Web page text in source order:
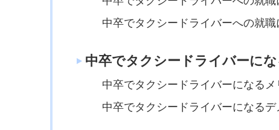
中卒でタクシードライバーへの就
中卒でタクシードライバーに
中卒でタクシードライバーになるメ
中卒でタクシードライバーになる